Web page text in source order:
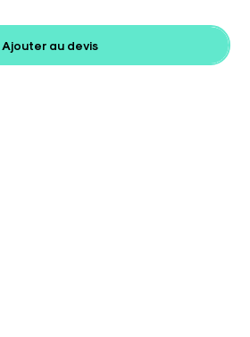
Ajouter au devis